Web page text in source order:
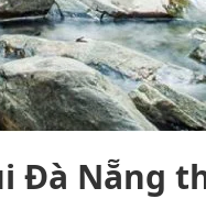
Đà Nẵng